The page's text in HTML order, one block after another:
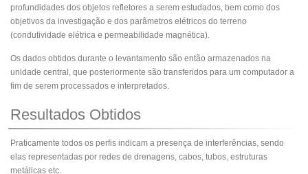
profundidades dos objetos refletores a serem estudados, bem como dos
objetivos da investigação e dos parâmetros elétricos do terreno
(condutividade elétrica e permeabilidade magnética).
Os dados obtidos durante o levantamento são então armazenados na
unidade central, que posteriormente são transferidos para um computador a
fim de serem processados e interpretados.
Resultados Obtidos
Praticamente todos os perfis indicam a presença de interferências, sendo
elas representadas por redes de drenagens, cabos, tubos, estruturas
metálicas etc.